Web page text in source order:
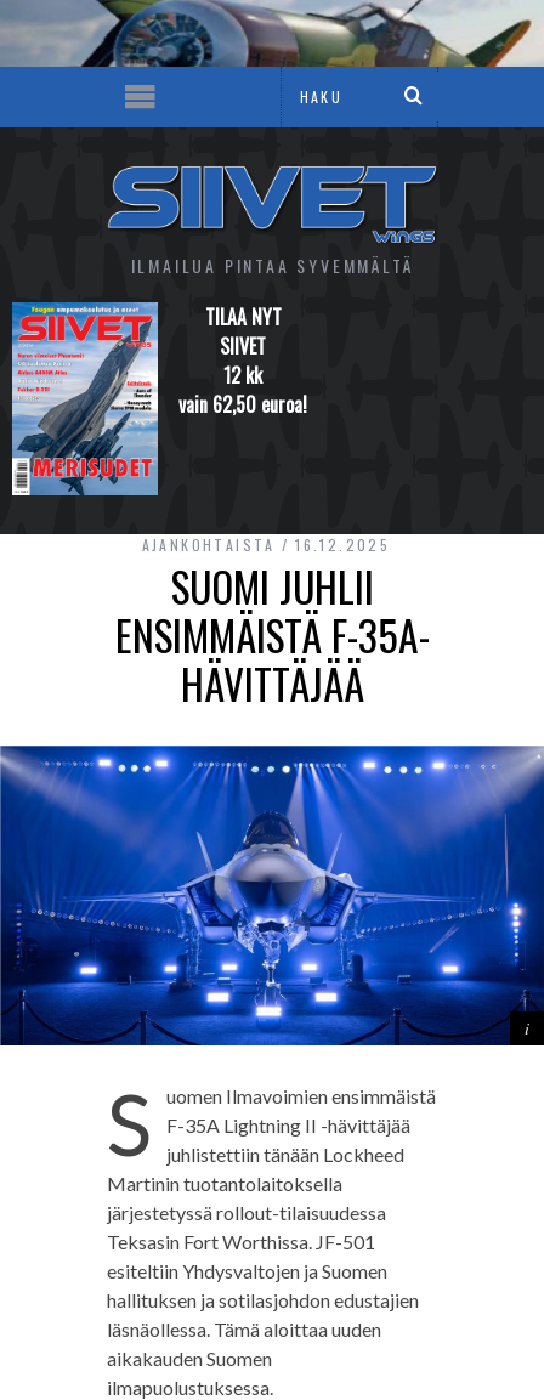
ILMAILUA PINTAA SYVEMMÄLTÄ
TILAA NYT
SIIVET
12 kk
vain 62,50 euroa!
AJANKOHTAISTA 16.12.2025
SUOMI JUHLII
ENSIMMÄISTÄ F-35A-
HÄVITTÄJÄÄ
S
uomen Ilmavoimien ensimmäistä
F-35A Lightning II -hävittäjää
juhlistettiin tänään Lockheed
Martinin tuotantolaitoksella
järjestetyssä rollout-tilaisuudessa
Teksasin Fort Worthissa. JF-501
esiteltiin Yhdysvaltojen ja Suomen
hallituksen ja sotilasjohdon edustajien
läsnäollessa. Tämä aloittaa uuden
aikakauden Suomen
ilmapuolustuksessa.